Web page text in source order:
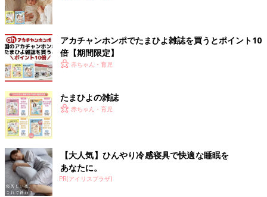
アカチャンホンポでたまひよ雑誌を買うとポイント10
倍【期間限定】
赤ちゃん・育児
たまひよの雑誌
赤ちゃん・育児
【大人気】ひんやり冷感寝具で快適な睡眠を
あなたに。
PR(アイリスプラザ)